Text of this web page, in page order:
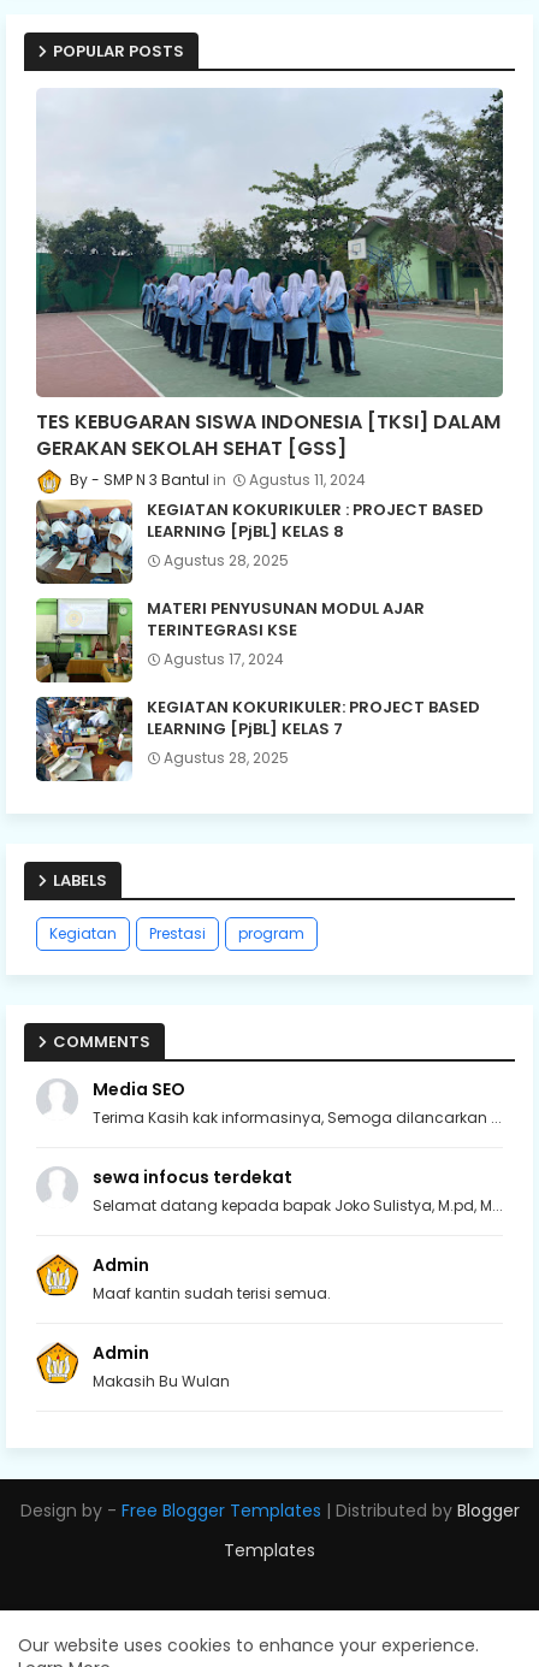
POPULAR POSTS
TES KEBUGARAN SISWA INDONESIA [TKSI] DALAM
GERAKAN SEKOLAH SEHAT [GSS]
SMP N 3 Bantul Agustus 11, 2024
KEGIATAN KOKURIKULER : PROJECT BASED
LEARNING [PjBL] KELAS 8
Agustus 28, 2025
MATERI PENYUSUNAN MODUL AJAR
TERINTEGRASI KSE
Agustus 17, 2024
KEGIATAN KOKURIKULER: PROJECT BASED
LEARNING [PjBL] KELAS 7
Agustus 28, 2025
LABELS
Kegiatan Prestasi program
COMMENTS
Media SEO
Terima Kasih kak informasinya, Semoga dilancarkan ...
sewa infocus terdekat
Selamat datang kepada bapak Joko Sulistya, M.pd, M...
Admin
Maaf kantin sudah terisi semua.
Admin
Makasih Bu Wulan
Design by - Free Blogger Templates | Distributed by Blogger
Templates
Our website uses cookies to enhance your experience.